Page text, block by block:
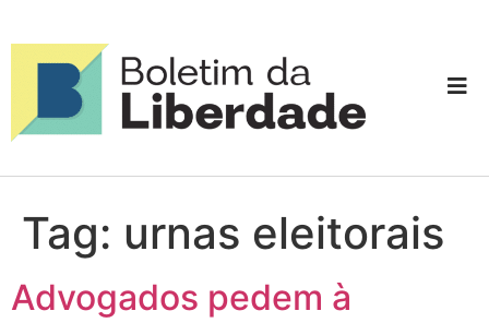
Tag: urnas eleitorais
Advogados pedem à